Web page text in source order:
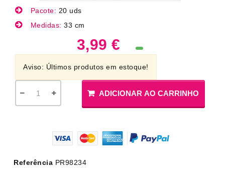
Pacote: 20 uds
Medidas: 33 cm
3,99 €
Aviso: Últimos produtos em estoque!
ADICIONAR AO CARRINHO
Referência PR98234